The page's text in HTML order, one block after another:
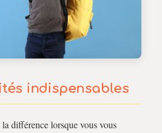
indispensables
différence lorsque vous vous